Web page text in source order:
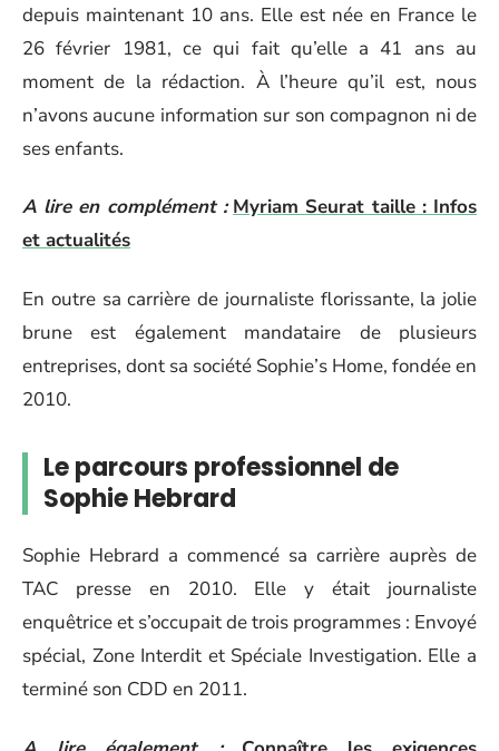
depuis maintenant 10 ans. Elle est née en France le
26 février 1981, ce qui fait qu’elle a 41 ans au
moment de la rédaction. À l’heure qu’il est, nous
n’avons aucune information sur son compagnon ni de
ses enfants.
A lire en complément : Myriam Seurat taille : Infos
et actualités
En outre sa carrière de journaliste florissante, la jolie
brune est également mandataire de plusieurs
entreprises, dont sa société Sophie’s Home, fondée en
2010.
Le parcours professionnel de
Sophie Hebrard
Sophie Hebrard a commencé sa carrière auprès de
TAC presse en 2010. Elle y était journaliste
enquêtrice et s’occupait de trois programmes : Envoyé
spécial, Zone Interdit et Spéciale Investigation. Elle a
terminé son CDD en 2011.